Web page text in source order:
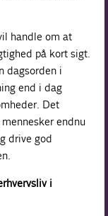
handle om at
på kort sigt.
dagsorden i
end i dag
Det
endnu
drive god
i